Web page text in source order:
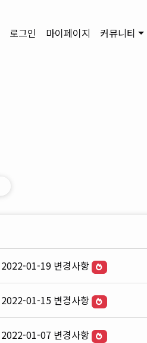
로그인 마이페이지 커뮤니티
2022-01-19 변경사항
2022-01-15 변경사항
2022-01-07 변경사항